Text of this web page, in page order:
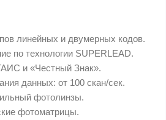
линейных и двумерных кодов.
по технологии SUPERLEAD.
и «Честный Знак».
данных: от 100 скан/сек.
фотолинзы.
фотоматрицы.